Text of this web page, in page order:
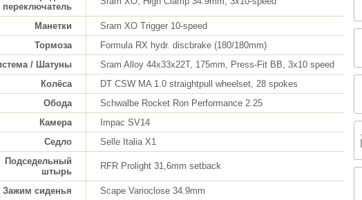
переключатель
Манетки
Sram XO Trigger 10-speed
Тормоза
Formula RX hydr. discbrake (180/180mm)
/ Шатуны
Sram Alloy 44x33x22T, 175mm, Press-Fit BB, 3x10 speed
Колёса
DT CSW MA 1.0 straightpull wheelset, 28 spokes
Обода
Schwalbe Rocket Ron Performance 2.25
Камера
Impac SV14
Седло
Selle Italia X1
Подседельный
штырь
RFR Prolight 31,6mm setback
Зажим сиденья
Scape Varioclose 34.9mm